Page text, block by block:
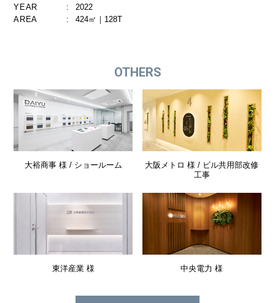
YEAR
:
2022
AREA
: 424㎡｜128T
OTHERS
大裕商事 様 / ショールーム
大阪メトロ 様 / ビル共用部改修
工事
東洋産業 様 中央電力 様